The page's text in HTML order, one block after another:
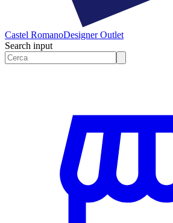
Castel RomanoDesigner Outlet
Search input